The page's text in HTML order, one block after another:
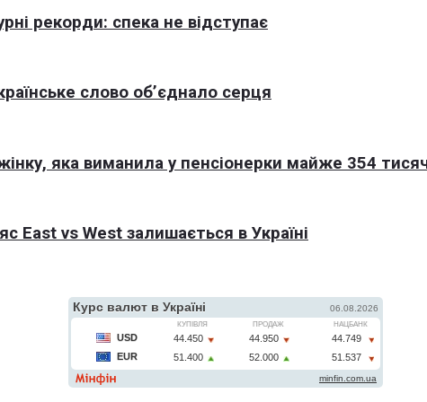
рекорди: спека не відступає
слово об’єднало серця
яка виманила у пенсіонерки майже 354
East vs West залишається в Україні